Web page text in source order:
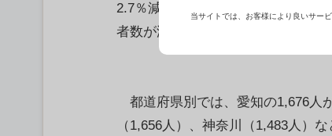
2.7％減の3万1,329人だったと発表
者数が減少した。
都道府県別では、愛知の1,676人
（1,656人）、神奈川（1,483人
当サイトでは、お客様により良いサー